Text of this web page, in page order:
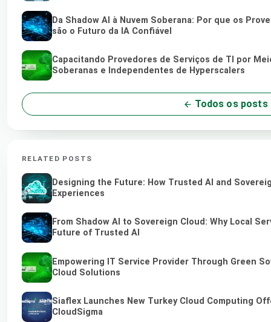
Da Shadow AI à Nuvem Soberana: Por que os
são o Futuro da IA Confiável
Capacitando Provedores de Serviços de TI por
Soberanas e Independentes de Hyperscalers
Todos os posts
RELATED POSTS
Designing the Future: How Trusted AI and
Experiences
From Shadow AI to Sovereign Cloud: Why Local
Future of Trusted AI
Empowering IT Service Provider Through Green
Cloud Solutions
Siaflex Launches New Turkey Cloud Computing
CloudSigma